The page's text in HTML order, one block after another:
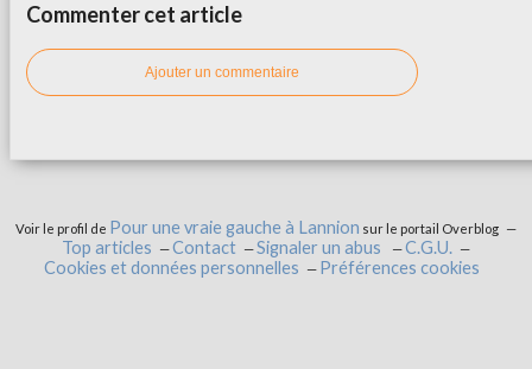
Commenter cet article
Ajouter un commentaire
Voir le profil de Pour une vraie gauche à Lannion sur le portail Overblog
Top articles Contact Signaler un abus
C.G.U.
Cookies et données personnelles
Préférences cookies